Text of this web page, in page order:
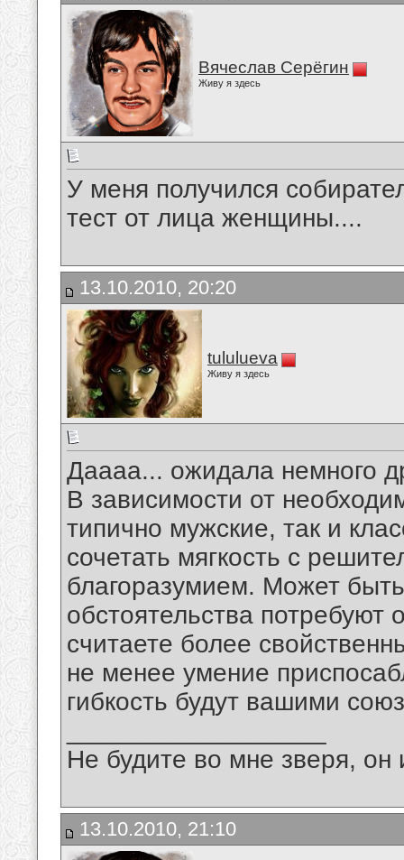
Вячеслав Серёгин
Живу я здесь
У меня получился
тест от лица женщины....
13.10.2010, 20:20
tululueva
Живу я здесь
Даааа... ожидала немного
В зависимости от
типично мужские, так и
сочетать мягкость с
благоразумием. Может
обстоятельства потребуют
считаете более
не менее умение
гибкость будут вашими
Не будите во мне зверя, он
13.10.2010, 21:10